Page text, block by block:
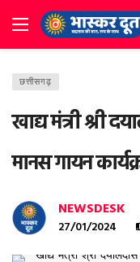
छत्तीसगढ़
खाद्य मंत्री श्री
मानस गायन
NEWSDESK
27/01/2024